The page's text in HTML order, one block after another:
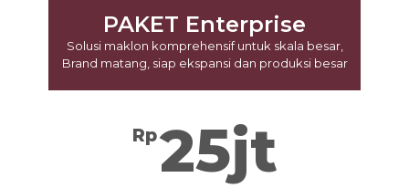
PAKET Enterprise
Solusi maklon komprehensif untuk skala besar,
Brand matang, siap ekspansi dan produksi besar
Rp25jt